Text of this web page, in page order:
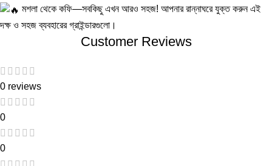
মশলা থেকে কফি—সবকিছু এখন আরও সহজ! আপনার রান্নাঘরে যুক্ত করুন এই
দক্ষ ও সহজ ব্যবহারের গ্রাইন্ডারগুলো।
Customer Reviews
0 reviews
0
0